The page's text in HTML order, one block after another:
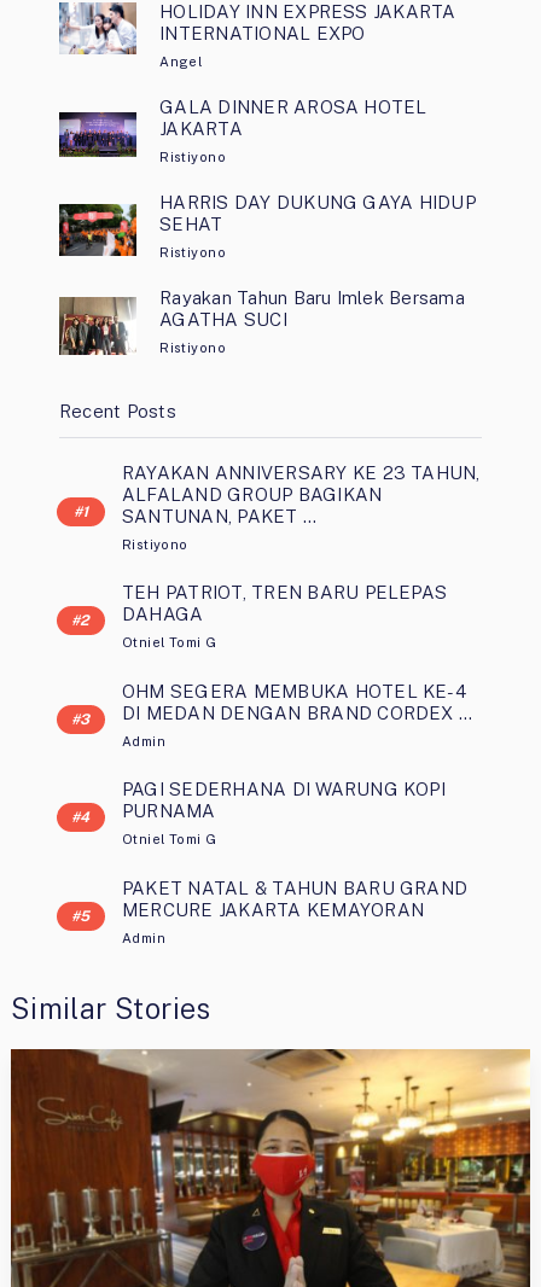
HOLIDAY INN EXPRESS JAKARTA
INTERNATIONAL EXPO
Angel
GALA DINNER AROSA HOTEL
JAKARTA
Ristiyono
HARRIS DAY DUKUNG GAYA HIDUP
SEHAT
Ristiyono
Rayakan Tahun Baru Imlek Bersama
AGATHA SUCI
Ristiyono
Recent Posts
RAYAKAN ANNIVERSARY KE 23 TAHUN,
ALFALAND GROUP BAGIKAN
SANTUNAN, PAKET …
Ristiyono
TEH PATRIOT, TREN BARU PELEPAS
DAHAGA
Otniel Tomi G
OHM SEGERA MEMBUKA HOTEL KE-4
DI MEDAN DENGAN BRAND CORDEX …
Admin
PAGI SEDERHANA DI WARUNG KOPI
PURNAMA
Otniel Tomi G
PAKET NATAL & TAHUN BARU GRAND
MERCURE JAKARTA KEMAYORAN
Admin
Similar Stories